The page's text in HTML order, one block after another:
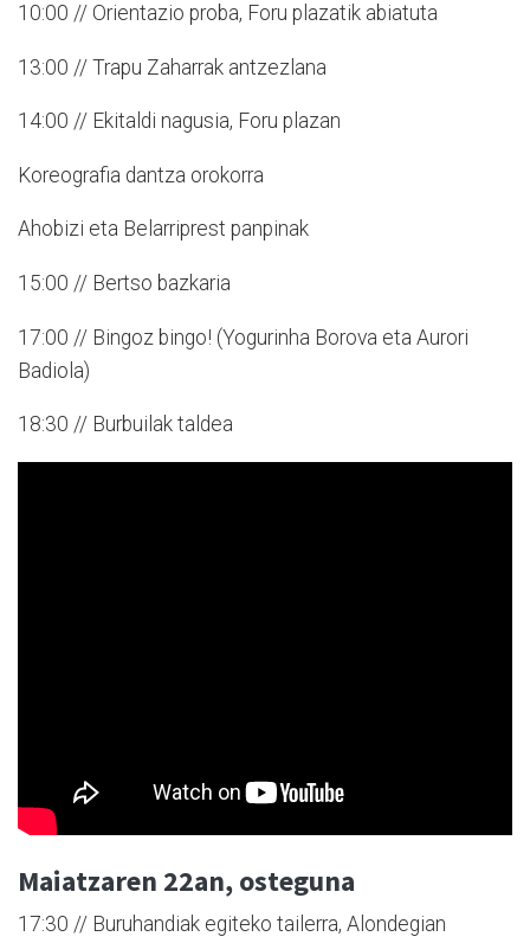
10:00 // Orientazio proba, Foru plazatik abiatuta
13:00 // Trapu Zaharrak antzezlana
14:00 // Ekitaldi nagusia, Foru plazan
Koreografia dantza orokorra
Ahobizi eta Belarriprest panpinak
15:00 // Bertso bazkaria
17:00 // Bingoz bingo! (Yogurinha Borova eta Aurori
Badiola)
18:30 // Burbuilak taldea
Maiatzaren 22an, osteguna
17:30 // Buruhandiak egiteko tailerra, Alondegian